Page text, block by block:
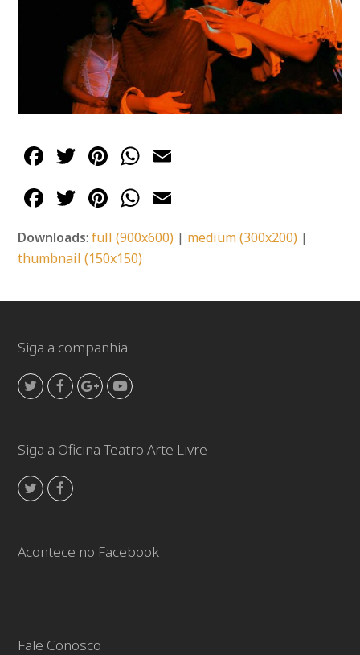
Facebook
Twitter
Pinterest
WhatsApp
Facebook
Twitter
Pinterest
WhatsApp
Downloads:full (900x600) | medium (300x200) |
thumbnail (150x150)
Siga a companhia
TwitterFacebookGooglePlus
Youtube
Siga a Oficina Teatro Arte Livre
TwitterFacebook
Acontece no Facebook
Fale Conosco